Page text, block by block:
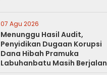
07 Agu 2026
Menunggu Hasil Audit,
Penyidikan Dugaan Korupsi
Dana Hibah Pramuka
Labuhanbatu Masih Berjalan